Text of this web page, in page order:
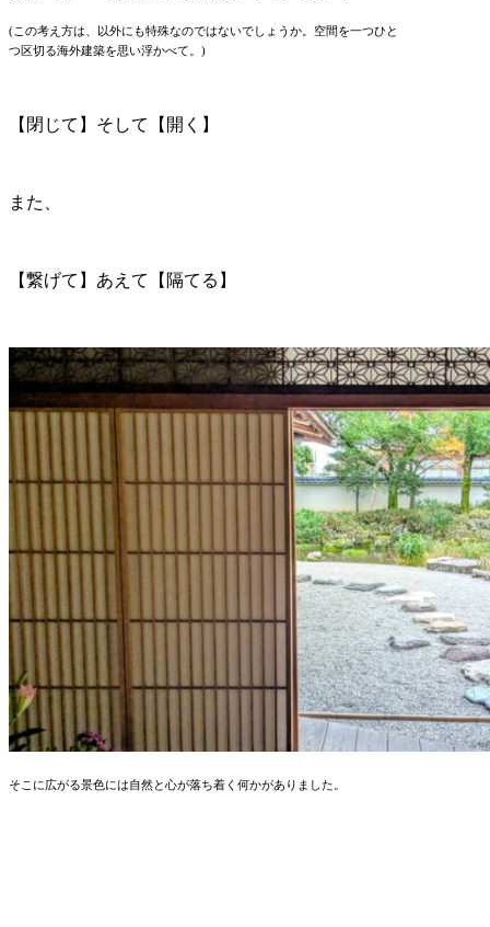
(この考え方は、以外にも特殊なのではないでしょうか。空間を一つひと
つ区切る海外建築を思い浮かべて。)
【閉じて】そして【開く】
また、
【繋げて】あえて【隔てる】
そこに広がる景色には自然と心が落ち着く何かがありました。